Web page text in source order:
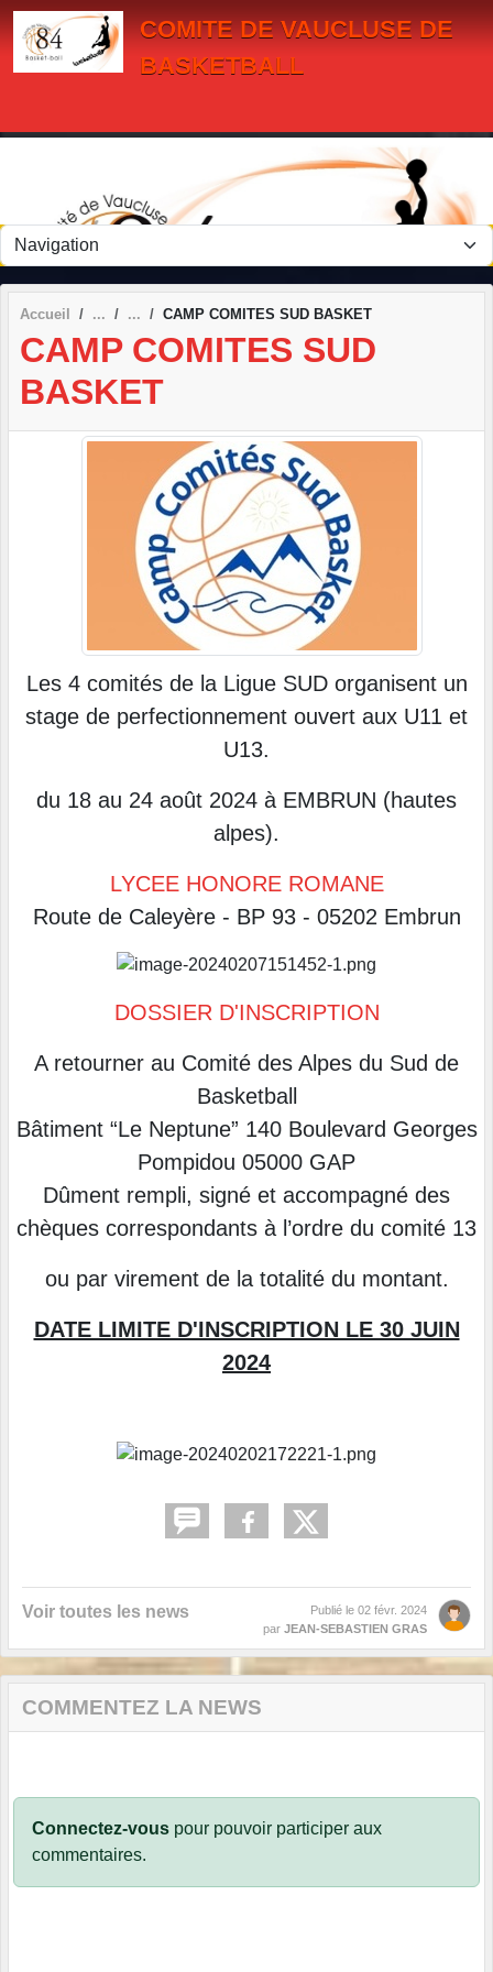
COMITE DE VAUCLUSE DE
BASKETBALL
Accueil CAMP COMITES SUD BASKET
CAMP COMITES SUD
BASKET
Les 4 comités de la Ligue SUD organisent un
stage de perfectionnement ouvert aux U11 et
U13.
du 18 au 24 août 2024 à EMBRUN (hautes
alpes).
LYCEE HONORE ROMANE
Route de Caleyère - BP 93 - 05202 Embrun
DOSSIER D'INSCRIPTION
A retourner au Comité des Alpes du Sud de
Basketball
Bâtiment “Le Neptune” 140 Boulevard Georges
Pompidou 05000 GAP
Dûment rempli, signé et accompagné des
chèques correspondants à l’ordre du comité 13
ou par virement de la totalité du montant.
DATE LIMITE D'INSCRIPTION LE 30 JUIN
2024
Voir toutes les news Publié le 02 févr. 2024
par JEAN-SEBASTIEN GRAS
COMMENTEZ LA NEWS
Connectez-vous pour pouvoir participer aux
commentaires.
Panneau de gestion des cookies